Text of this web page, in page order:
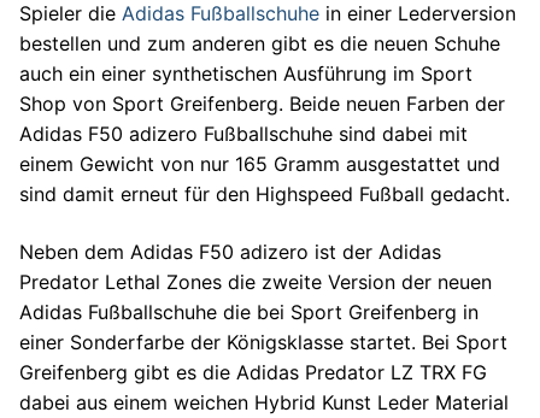
Spieler die Adidas Fußballschuhe in einer Lederversion
bestellen und zum anderen gibt es die neuen Schuhe
auch ein einer synthetischen Ausführung im Sport
Shop von Sport Greifenberg. Beide neuen Farben der
Adidas F50 adizero Fußballschuhe sind dabei mit
einem Gewicht von nur 165 Gramm ausgestattet und
sind damit erneut für den Highspeed Fußball gedacht.
Neben dem Adidas F50 adizero ist der Adidas
Predator Lethal Zones die zweite Version der neuen
Adidas Fußballschuhe die bei Sport Greifenberg in
einer Sonderfarbe der Königsklasse startet. Bei Sport
Greifenberg gibt es die Adidas Predator LZ TRX FG
dabei aus einem weichen Hybrid Kunst Leder Material